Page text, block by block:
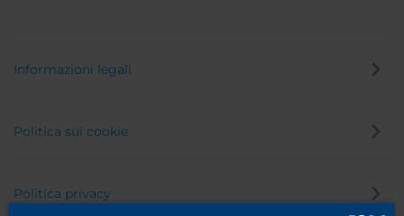
Informazioni legali
Politica sui cookie
Politica privacy